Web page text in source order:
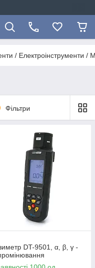
/ Електроінструменти
Фільтри
DT-9501, α, β, γ -